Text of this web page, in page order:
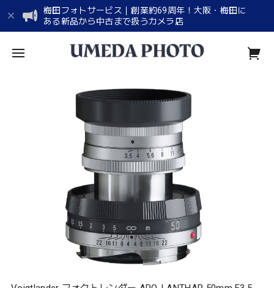
梅田フォトサービス｜創業約69周年！大阪・梅田に
ある新品から中古まで扱うカメラ店